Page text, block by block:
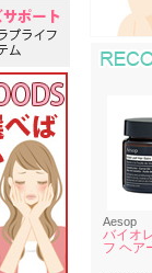
Aesop
バイオ
フ ヘア